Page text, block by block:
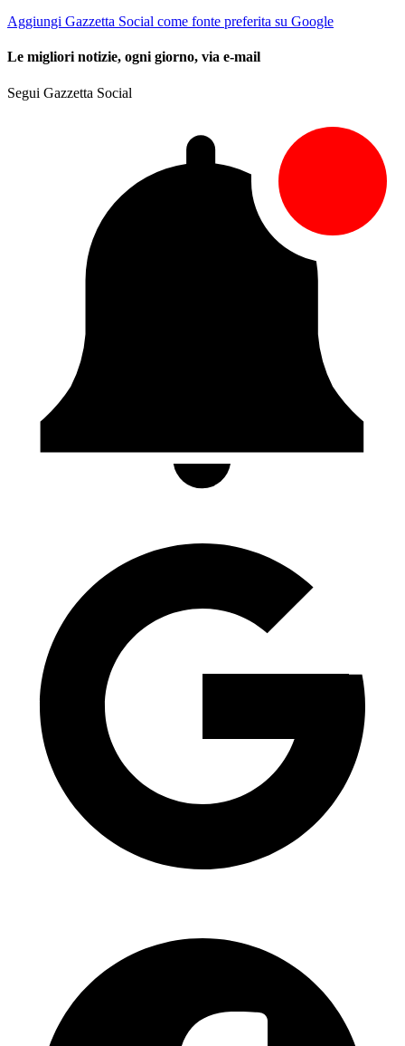
Aggiungi Gazzetta Social come fonte preferita su Google
Le migliori notizie, ogni giorno, via e-mail
Segui Gazzetta Social